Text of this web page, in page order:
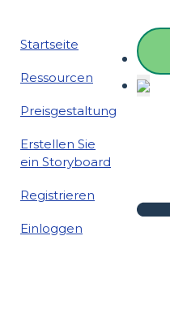
Startseite
Ressourcen
Preisgestaltung
Erstellen Sie
ein Storyboard
Registrieren
Einloggen